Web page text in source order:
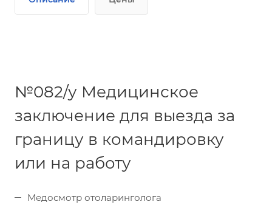
№082/у Медицинское
заключение для выезда за
границу в командировку
или на работу
Медосмотр отоларинголога